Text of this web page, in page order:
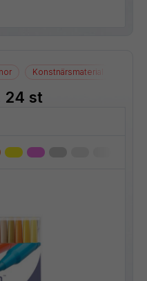
Konstnärsmaterial
24 st